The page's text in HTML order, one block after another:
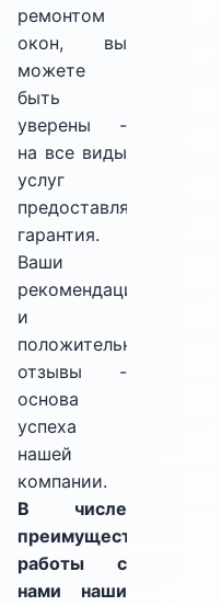
ремонтом
окон, вы
можете
быть
уверены -
на все виды
услуг
предоставляется
гарантия.
Ваши
рекомендации
и
положительные
отзывы -
основа
успеха
нашей
компании.
В числе
преимуществ
работы с
нами наши